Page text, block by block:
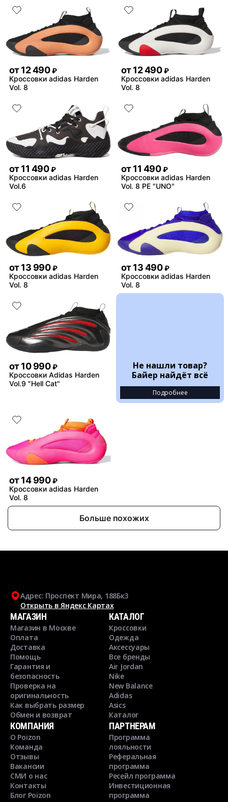
от12 490 ₽
Кроссовки adidas Harden
Vol. 8
от12 490 ₽
Кроссовки adidas Harden
Vol. 8
от11 490 ₽
Кроссовки adidas Harden
Vol.6
от11 490 ₽
Кроссовки adidas Harden
Vol. 8 PE "UNO"
от13 990 ₽
Кроссовки adidas Harden
Vol. 8
от13 490 ₽
Кроссовки adidas Harden
Vol. 8
от10 990 ₽
Кроссовки Adidas Harden
Vol.9 "Hell Cat"
Не нашли товар?
Байер найдёт всё
Подробнее
от14 990 ₽
Кроссовки adidas Harden
Vol. 8
Больше похожих
Адрес: Проспект Мира, 188Бк3
Открыть в Яндекс Картах
МАГАЗИН
Магазин в Москве
Оплата
Доставка
Помощь
Гарантия и
безопасность
Проверка на
оригинальность
Как выбрать размер
Обмен и возврат
КАТАЛОГ
Кроссовки
Одежда
Аксессуары
Все бренды
Air Jordan
Nike
New Balance
Adidas
Asics
Каталог
КОМПАНИЯ
О Poizon
Команда
Отзывы
Вакансии
СМИ о нас
Контакты
Блог Poizon
ПАРТНЕРАМ
Программа
лояльности
Реферальная
программа
Ресейл программа
Инвестиционная
программа